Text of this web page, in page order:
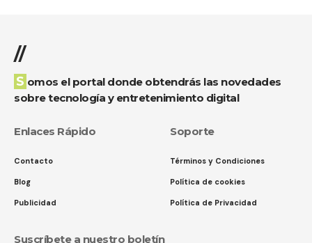
//
Somos el portal donde obtendrás las novedades
sobre tecnología y entretenimiento digital
Enlaces Rápido
Contacto
Blog
Publicidad
Soporte
Términos y Condiciones
Política de cookies
Política de Privacidad
Suscríbete a nuestro boletín